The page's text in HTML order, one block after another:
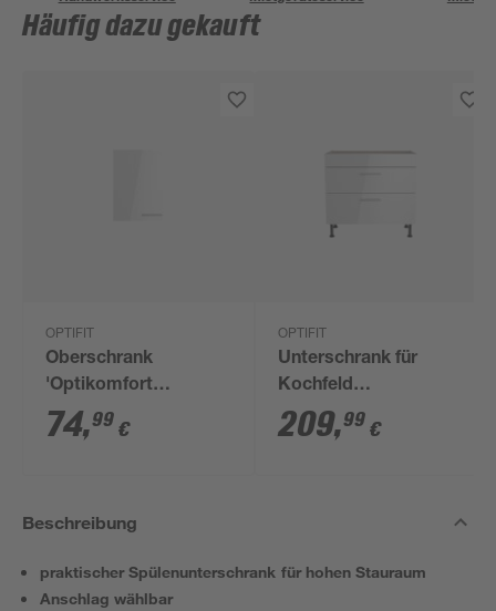
Häufig dazu gekauft
OPTIFIT
Oberschrank
'Optikomfort
Rurik986' weiß 50 x
70,4 x 34,9 cm
74,99 €
OPTIFIT
Unterschrank für
Kochfeld
'Optikomfort
Rurik986' weiß 90 x
209,99 €
Beschreibung
praktischer Spülenunterschrank für hohen Stauraum
Anschlag wählbar